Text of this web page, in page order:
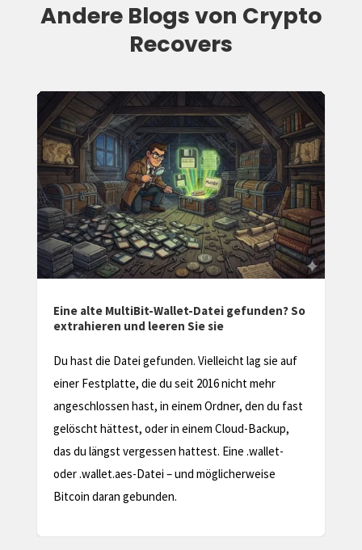
Andere Blogs von Crypto
Recovers
Zugriff verloren? So stellst du deine Bitcoin-
Wallet 2026 sicher wieder her
Entsperren Sie Ihr Bitcoin Wallet und holen Sie
sich Ihre Kryptowährung zurück. Unsere leicht
verständlichen Anweisungen helfen Ihnen, Ihr
verlorenes Wallet im Handumdrehen
wiederzuerlangen.